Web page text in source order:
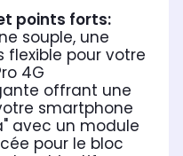
points forts:
souple, une
pour votre
4G
offrant une
smartphone
avec un module
pour le bloc